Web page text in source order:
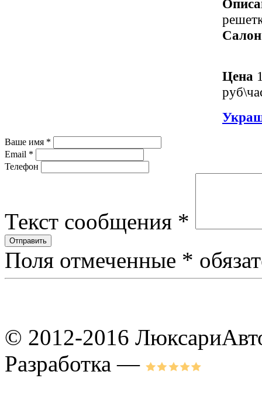
Салон
Цена
Ваше имя *
Email *
Телефон
Текст сообщения *
Поля отмеченные *
© 2012-2016
Разработка —